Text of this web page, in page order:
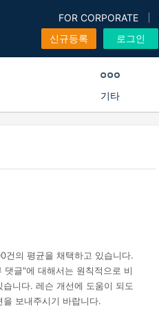
FOR CORPORATE
신규등록
로그인
기타
건의 평균을 채택하고 있습니다.
댓글"에 대해서는 원칙적으로 비
습니다. 레슨 개선에 도움이 되도
을 보내주시기 바랍니다.